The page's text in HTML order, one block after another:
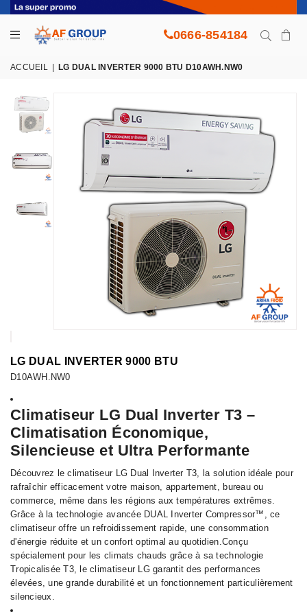
0666-854184
ACCUEIL LG DUAL INVERTER 9000 BTU D10AWH.NW0
LG DUAL INVERTER 9000 BTU
D10AWH.NW0
Climatiseur LG Dual Inverter T3 –
Climatisation Économique,
Silencieuse et Ultra Performante
Découvrez le climatiseur LG Dual Inverter T3, la solution idéale pour
rafraîchir efficacement votre maison, appartement, bureau ou
commerce, même dans les régions aux températures extrêmes.
Grâce à la technologie avancée DUAL Inverter Compressor™, ce
climatiseur offre un refroidissement rapide, une consommation
d'énergie réduite et un confort optimal au quotidien.Conçu
spécialement pour les climats chauds grâce à sa technologie
Tropicalisée T3, le climatiseur LG garantit des performances
élevées, une grande durabilité et un fonctionnement particulièrement
silencieux.